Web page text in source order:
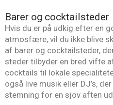
Barer og cocktailsteder
Hvis du er på udkig efter en
atmosfære, vil du ikke blive
af barer og cocktailsteder,
steder tilbyder en bred vifte
cocktails til lokale
også live musik eller DJ’s,
stemning for en sjov aften ud.